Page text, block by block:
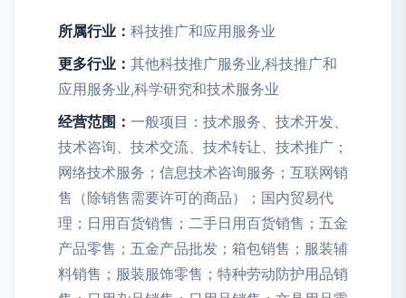
所属行业： 科技推广和应用服务业
更多行业： 其他科技推广服务业,科技推广和
应用服务业,科学研究和技术服务业
经营范围： 一般项目：技术服务、技术开发、
技术咨询、技术交流、技术转让、技术推广；
网络技术服务；信息技术咨询服务；互联网销
售（除销售需要许可的商品）；国内贸易代
理；日用百货销售；二手日用百货销售；五金
产品零售；五金产品批发；箱包销售；服装辅
料销售；服装服饰零售；特种劳动防护用品销